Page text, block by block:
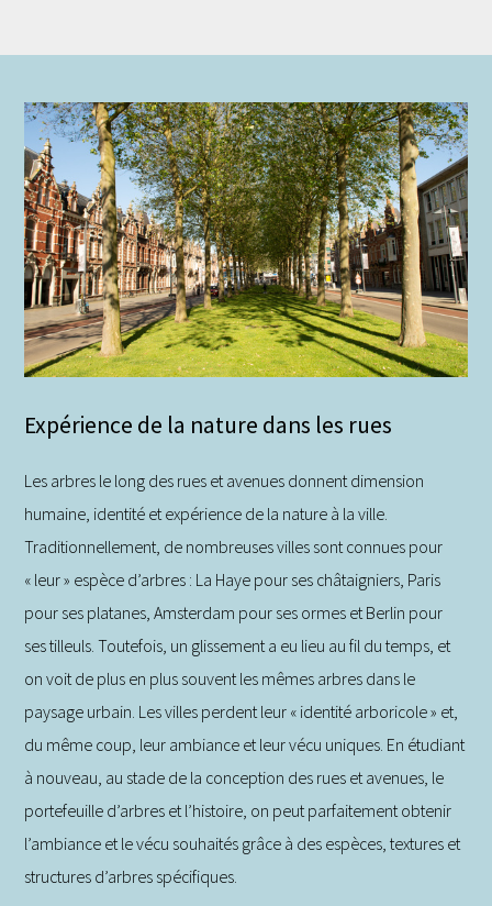
Expérience de la nature dans les rues
Les arbres le long des rues et avenues donnent dimension
humaine, identité et expérience de la nature à la ville.
Traditionnellement, de nombreuses villes sont connues pour
« leur » espèce d’arbres : La Haye pour ses châtaigniers, Paris
pour ses platanes, Amsterdam pour ses ormes et Berlin pour
ses tilleuls. Toutefois, un glissement a eu lieu au fil du temps, et
on voit de plus en plus souvent les mêmes arbres dans le
paysage urbain. Les villes perdent leur « identité arboricole » et,
du même coup, leur ambiance et leur vécu uniques. En étudiant
à nouveau, au stade de la conception des rues et avenues, le
portefeuille d’arbres et l’histoire, on peut parfaitement obtenir
l’ambiance et le vécu souhaités grâce à des espèces, textures et
structures d’arbres spécifiques.